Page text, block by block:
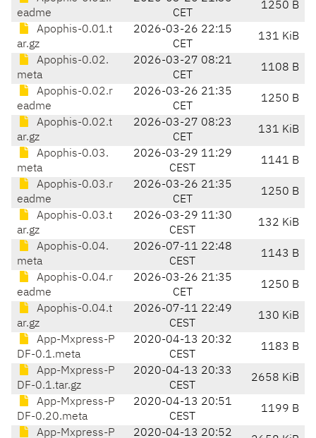
eadme
CET
1250 B
Apophis-0.01.t
ar.gz
2026-03-26 22:15
CET
131 KiB
Apophis-0.02.
meta
2026-03-27 08:21
CET
1108 B
Apophis-0.02.r
eadme
2026-03-26 21:35
CET
1250 B
Apophis-0.02.t
ar.gz
2026-03-27 08:23
CET
131 KiB
Apophis-0.03.
meta
2026-03-29 11:29
CEST
1141 B
Apophis-0.03.r
eadme
2026-03-26 21:35
CET
1250 B
Apophis-0.03.t
ar.gz
2026-03-29 11:30
CEST
132 KiB
Apophis-0.04.
meta
2026-07-11 22:48
CEST
1143 B
Apophis-0.04.r
eadme
2026-03-26 21:35
CET
1250 B
Apophis-0.04.t
ar.gz
2026-07-11 22:49
CEST
130 KiB
App-Mxpress-P
DF-0.1.meta
2020-04-13 20:32
CEST
1183 B
App-Mxpress-P
DF-0.1.tar.gz
2020-04-13 20:33
CEST
2658 KiB
App-Mxpress-P
DF-0.20.meta
2020-04-13 20:51
CEST
1199 B
App-Mxpress-P
2020-04-13 20:52